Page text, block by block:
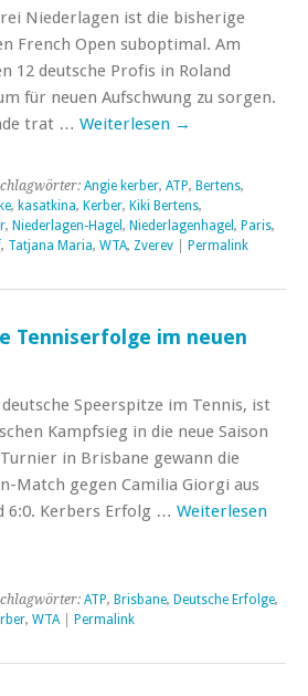
Niederlagen ist die bisherige
French Open suboptimal. Am
12 deutsche Profis in Roland
für neuen Aufschwung zu sorgen.
trat … Weiterlesen →
Angie kerber, ATP, Bertens,
, kasatkina, Kerber, Kiki Bertens,
, Niederlagen-Hagel , Niederlagenhagel , Paris,
, Tatjana Maria, WTA, Zverev Permalink
Tenniserfolge im neuen
Speerspitze im Tennis, ist
Kampfsieg in die neue Saison
in Brisbane gewann die
Match gegen Camilia Giorgi aus
6:0. Kerbers Erfolg … Weiterlesen
ATP, Brisbane, Deutsche Erfolge,
, WTA| Permalink